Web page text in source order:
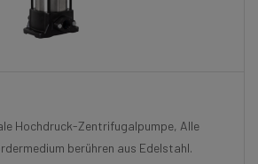
Hochdruck-Zentrifugalpumpe, Alle
berühren aus Edelstahl.